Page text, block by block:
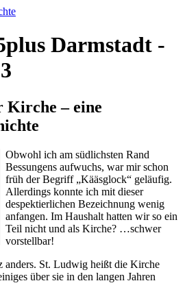
Darmstadt -
Kirche – eine
Obwohl ich am südlichsten Rand
Bessungens aufwuchs, war mir schon
früh der Begriff „Kääsglock“ geläufig.
Allerdings konnte ich mit dieser
despektierlichen Bezeichnung wenig
anfangen. Im Haushalt hatten wir so ein
Teil nicht und als Kirche? …schwer
vorstellbar!
anders. St. Ludwig heißt die Kirche
über sie in den langen Jahren